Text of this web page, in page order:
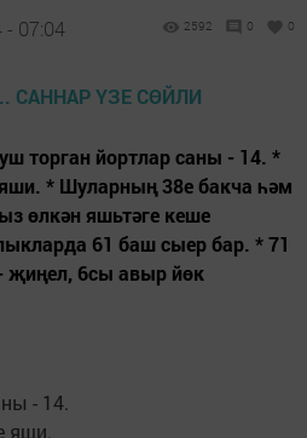
- 07:04 2592 0 0
торган йортлар саны - 14. *
* Шуларның 38е бакча һәм
өлкән яшьтәге кеше
61 баш сыер бар. * 71
җиңел, 6сы авыр йөк
- 14.
яши.